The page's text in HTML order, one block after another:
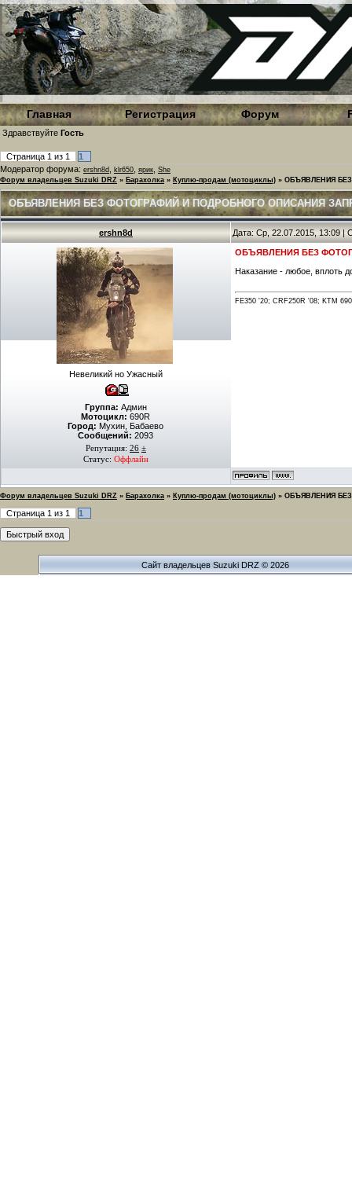
Главная Регистрация Форум
Здравствуйте Гость
Страница 1 из 1
1
Модератор форума: ershn8d klr650 ярик She
Форум владельцев Suzuki DRZ » Барахолка » Куплю-продам (мотоциклы) » ОБЪЯВЛЕНИЯ
ОБЪЯВЛЕНИЯ БЕЗ ФОТОГРАФИЙ И ПОДРОБНОГО ОПИСАНИЯ
ershn8d Дата: Ср, 22.07.2015, 13:09 |
Невеликий но Ужасный
Группа: Админ
Мотоцикл: 690R
Город: Мухин, Бабаево
Сообщений: 2093
Репутация: 26 ±
Статус: Оффлайн
ОБЪЯВЛЕНИЯ БЕЗ
Наказание - любое, вплоть
FE350 '20; CRF250R '08; KTM
Форум владельцев Suzuki DRZ » Барахолка » Куплю-продам (мотоциклы) » ОБЪЯВЛЕНИЯ
Страница 1 из 1 1
Сайт владельцев Suzuki DRZ © 2026